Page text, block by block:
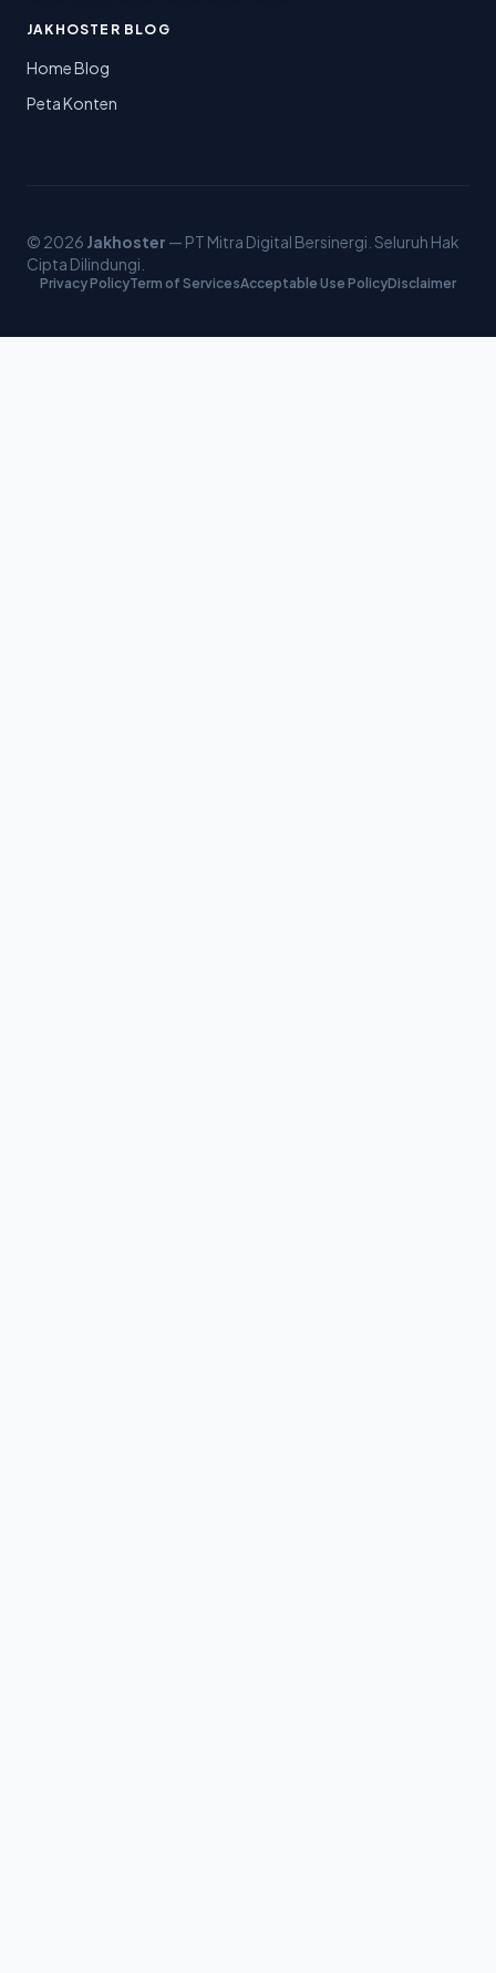
JAKHOSTER BLOG
Home Blog
Peta Konten
© 2026 Jakhoster — PT Mitra Digital Bersinergi. Seluruh Hak
Cipta Dilindungi.
Privacy PolicyTerm of ServicesAcceptable Use PolicyDisclaimer